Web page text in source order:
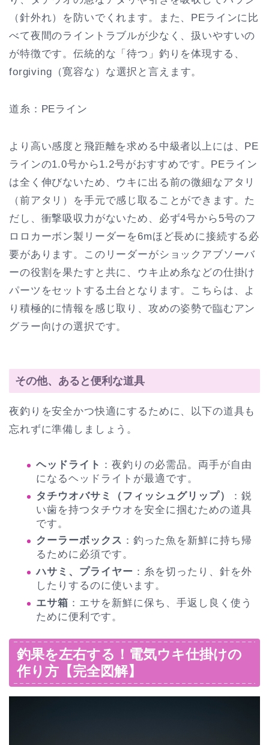
（針外れ）を防いでくれます。また、PEラインに比
べて夜間のライントラブルが少なく、扱いやすいの
が特徴です。伝統的な「待つ」釣りを体現する、
forgiving（寛容な）な選択と言えます。
道糸：PEライン
より高い感度と飛距離を求める中級者以上には、PE
ラインの1.0号から1.2号がおすすめです。PEライン
は全く伸びないため、ウキに出る前の微細なアタリ
（前アタリ）を手元で感じ取ることができます。た
だし、衝撃吸収力がないため、必ず4号から5号のフ
ロロカーボン製リーダーを6mほど長めに接続する必
要があります。このリーダーがショックアブソーバ
ーの役割を果たすと共に、ウキ止め糸などの仕掛け
パーツをセットする土台となります。こちらは、よ
り積極的に情報を感じ取り、攻めの姿勢で臨むアン
グラー向けの選択です。
その他、あると便利な道具
夜釣りを安全かつ快適にするために、以下の道具も
忘れずに準備しましょう。
ヘッドライト ：夜釣りの必需品。両手が自由
になるヘッドライトが最適です。
タチウオバサミ（フィッシュグリップ）
：鋭
い歯を持つタチウオを安全に掴むための道具
です。
クーラーボックス ：釣った魚を新鮮に持ち帰
るために必須です。
ハサミ、プライヤー ：糸を切ったり、針を外
したりするのに使います。
エサ箱 ：エサを新鮮に保ち、手返し良く使う
ために便利です。
釣果を左右する！電気ウキ仕掛けの
作り方【完全図解】